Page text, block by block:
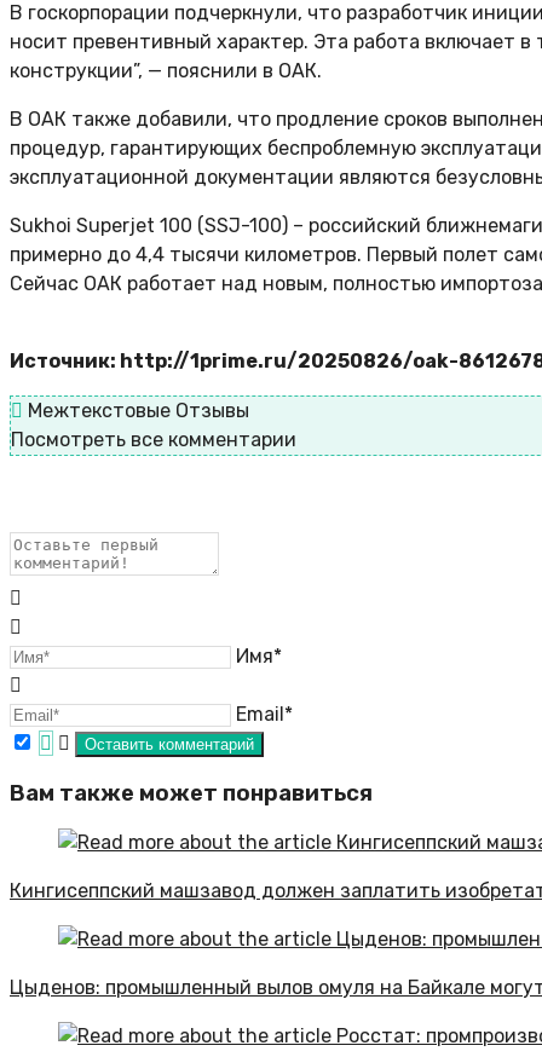
В госкорпорации подчеркнули, что разработчик
носит превентивный характер. Эта работа включает
конструкции”, — пояснили в ОАК.
В ОАК также добавили, что продление сроков
процедур, гарантирующих беспроблемную
эксплуатационной документации являются
Sukhoi Superjet 100 (SSJ-100) – российский
примерно до 4,4 тысячи километров. Первый полет
Сейчас ОАК работает над новым, полностью
Источник: http://1prime.ru/20250826/oak-
Межтекстовые Отзывы
Посмотреть все комментарии
Имя*
Email*
Вам также может понравиться
Кингисеппский машзавод должен заплатить
Цыденов: промышленный вылов омуля на Байкале